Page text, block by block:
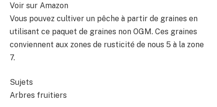
Voir sur Amazon
Vous pouvez cultiver un pêche à partir de graines en
utilisant ce paquet de graines non OGM. Ces graines
conviennent aux zones de rusticité de nous 5 à la zone
7.
Sujets
Arbres fruitiers